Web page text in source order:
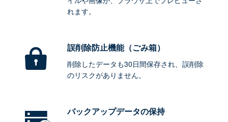
れます。
誤削除防止機能（ごみ箱）
削除したデータも30日間保存され、誤削除
のリスクがありません。
バックアップデータの保持